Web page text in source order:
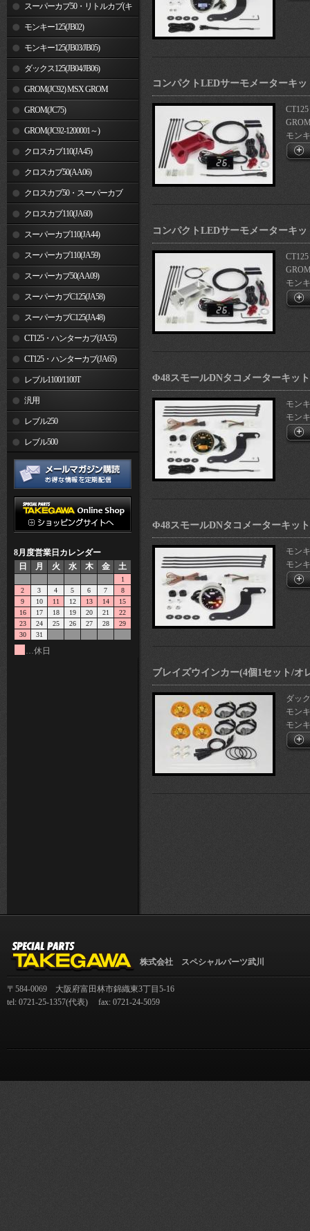
車) スーパーカブ50・リトルカブ(キ
ャブレター車)
モンキー125(JB02)
モンキー125(JB03/JB05)
ダックス125(JB04/JB06)
GROM(JC92) MSX GROM
GROM(JC75)
GROM(JC92-1200001～)
クロスカブ110(JA45)
クロスカブ50(AA06)
クロスカブ50・スーパーカブ
50(AA09)/110(JA44)
クロスカブ110(JA60)
スーパーカブ110(JA44)
スーパーカブ110(JA59)
スーパーカブ50(AA09)
スーパーカブC125(JA58)
スーパーカブC125(JA48)
CT125・ハンターカブ(JA55)
CT125・ハンターカブ(JA65)
レブル1100/1100T
汎用
レブル250
レブル500
8月度営業日カレンダー
日
月 火 水 木 金 土
1
2
3 4 5 6 7
8
9
10 11 12 13 14
15
16
17 18 19 20 21
22
23
24 25 26 27 28
29
30
31
…休日
コンパクトLEDサーモメーターキ
CT125
モン
コンパクトLEDサーモメーターキ
CT125
モン
Φ48スモールDNタコメーターキッ
モン
モン
Φ48スモールDNタコメーターキッ
モン
モン
ブレイズウインカー(4個1セット/オ
ダッ
モン
モン
株式会社 スペシャルパーツ武川
〒584-0069 大阪府富田林市錦織東3丁目5-16
tel: 0721-25-1357(代表) fax: 0721-24-5059